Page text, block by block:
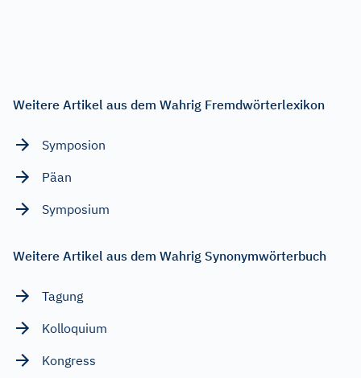
Weitere Artikel aus dem Wahrig Fremdwörterlexikon
Symposion
Päan
Symposium
Weitere Artikel aus dem Wahrig Synonymwörterbuch
Tagung
Kolloquium
Kongress